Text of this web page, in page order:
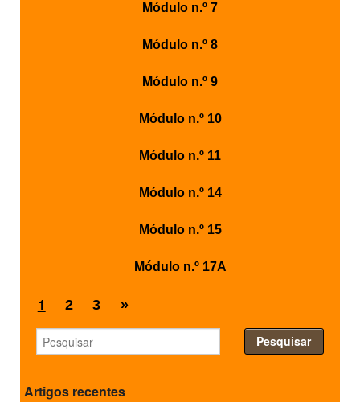
Módulo n.º 7
Módulo n.º 8
Módulo n.º 9
Módulo n.º 10
Módulo n.º 11
Módulo n.º 14
Módulo n.º 15
Módulo n.º 17A
1 2 3 »
Artigos recentes